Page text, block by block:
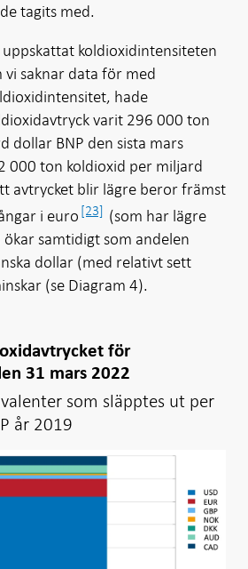
tagits med.
uppskattat koldioxidintensiteten
saknar data för med
hade
varit 296 000 ton
dollar BNP den sista mars
000 ton koldioxid per miljard
avtrycket blir lägre beror främst
i euro [23] (som har lägre
samtidigt som andelen
dollar (med relativt sett
(se Diagram 4).
för
31 mars 2022
som släpptes ut per
år 2019